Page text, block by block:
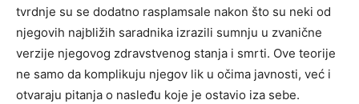
tvrdnje su se dodatno rasplamsale nakon što su neki od
njegovih najbližih saradnika izrazili sumnju u zvanične
verzije njegovog zdravstvenog stanja i smrti. Ove teorije
ne samo da komplikuju njegov lik u očima javnosti, već i
otvaraju pitanja o nasleđu koje je ostavio iza sebe.